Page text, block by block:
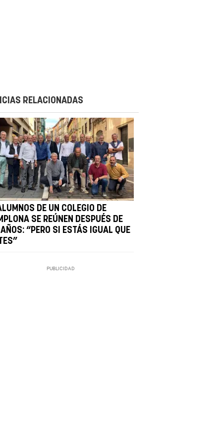
RELACIONADAS
DE UN COLEGIO DE
SE REÚNEN DESPUÉS DE
“PERO SI ESTÁS IGUAL QUE